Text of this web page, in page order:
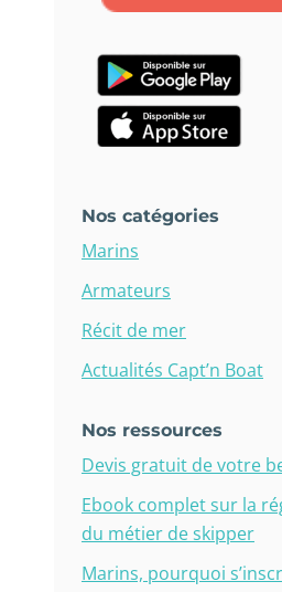
Nos catégories
Marins
Armateurs
Récit de mer
Actualités Capt’n Boat
Nos ressources
Devis gratuit de votre
Ebook complet sur la
du métier de skipper
Marins, pourquoi